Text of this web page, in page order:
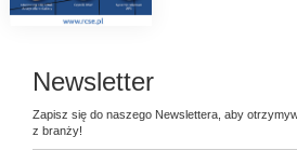
Newsletter
Zapisz się do naszego Newslettera, aby
z branży!